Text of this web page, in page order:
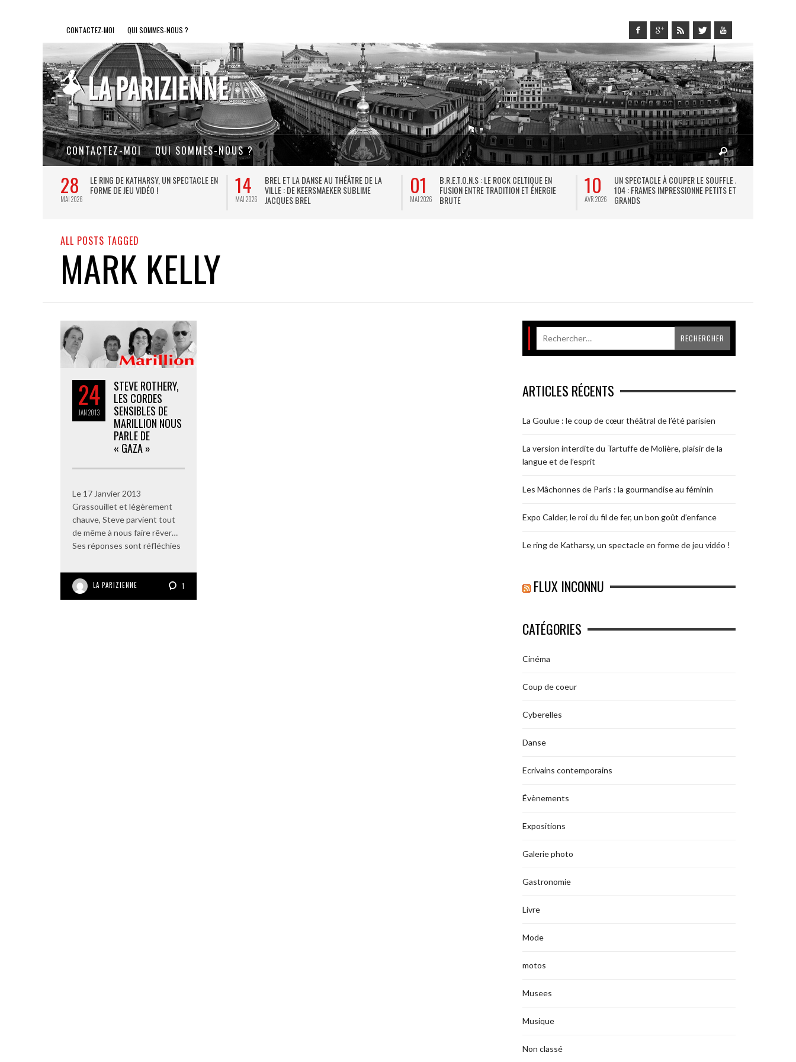
CONTACTEZ-MOI QUI SOMMES-NOUS ?
CONTACTEZ-MOI QUI SOMMES-NOUS ?
28
MAI 2026
LE RING DE KATHARSY, UN SPECTACLE EN
FORME DE JEU VIDÉO !
14
MAI 2026
BREL ET LA DANSE AU THÉÂTRE DE LA
VILLE : DE KEERSMAEKER SUBLIME
JACQUES BREL
01
MAI 2026
B.R.E.T.O.N.S : LE ROCK CELTIQUE EN
FUSION ENTRE TRADITION ET ÉNERGIE
BRUTE
10
AVR 2026
UN SPECTACLE À COUPER LE SOUFFLE AU
104 : FRAMES IMPRESSIONNE PETITS ET
GRANDS
ALL POSTS TAGGED
MARK KELLY
24
JAN2013
STEVE ROTHERY,
LES CORDES
SENSIBLES DE
MARILLION NOUS
PARLE DE
« GAZA »
Le 17 Janvier 2013
Grassouillet et légèrement
chauve, Steve parvient tout
de même à nous faire rêver…
Ses réponses sont réfléchies
LA PARIZIENNE 1
ARTICLES RÉCENTS
La Goulue : le coup de cœur théâtral de l’été parisien
La version interdite du Tartuffe de Molière, plaisir de la
langue et de l’esprit
Les Mâchonnes de Paris : la gourmandise au féminin
Expo Calder, le roi du fil de fer, un bon goût d’enfance
Le ring de Katharsy, un spectacle en forme de jeu vidéo !
FLUX INCONNU
CATÉGORIES
Cinéma
Coup de coeur
Cyberelles
Danse
Ecrivains contemporains
Évènements
Expositions
Galerie photo
Gastronomie
Livre
Mode
motos
Musees
Musique
Non classé